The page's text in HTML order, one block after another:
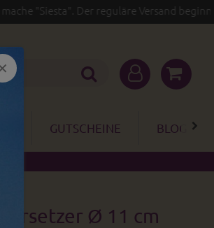
Der reguläre Versand beginnt erst
GUTSCHEINE BLOG
Ø 11 cm